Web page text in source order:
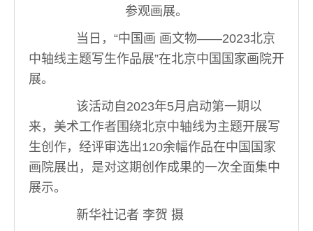
参观画展。
当日，“中国画 画文物——2023北京
中轴线主题写生作品展”在北京中国国家画院开
展。
该活动自2023年5月启动第一期以
来，美术工作者围绕北京中轴线为主题开展写
生创作，经评审选出120余幅作品在中国国家
画院展出，是对这期创作成果的一次全面集中
展示。
新华社记者 李贺 摄